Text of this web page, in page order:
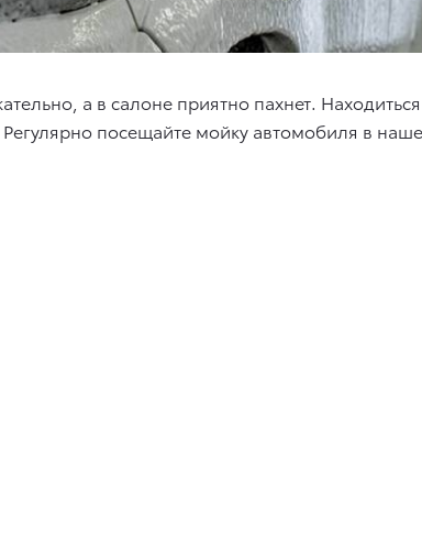
а в салоне приятно пахнет.
посещайте мойку автомобиля в